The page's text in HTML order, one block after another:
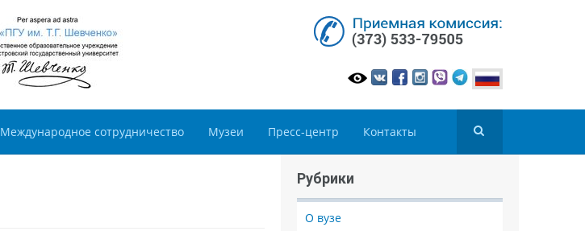
Международное сотрудничество Музеи Пресс-центр Контакты
Рубрики
О вузе